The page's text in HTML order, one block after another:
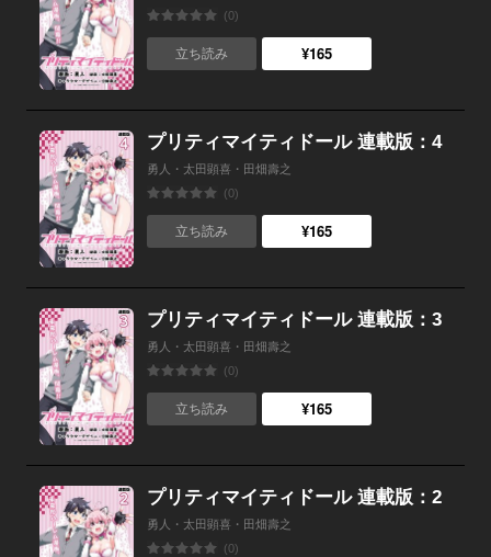
(0)
立ち読み ¥165
プリティマイティドール 連載版：4
勇人・太田顕喜・田畑壽之
(0)
立ち読み ¥165
プリティマイティドール 連載版：3
勇人・太田顕喜・田畑壽之
(0)
立ち読み ¥165
プリティマイティドール 連載版：2
勇人・太田顕喜・田畑壽之
(0)